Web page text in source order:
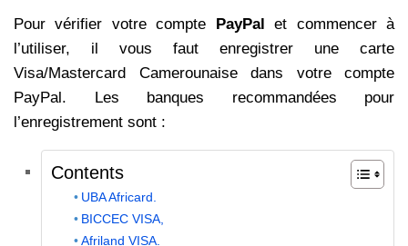
Pour vérifier votre compte PayPal
et commencer à
l’utiliser, il vous faut enregistrer une carte
Visa/Mastercard Camerounaise dans votre compte
PayPal. Les banques recommandées pour
l’enregistrement sont :
Contents
UBA Africard.
BICCEC VISA,
Afriland VISA.